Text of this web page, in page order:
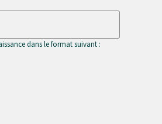
dans le format suivant :